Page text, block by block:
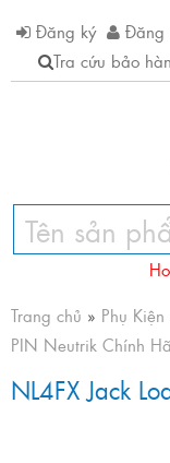
Đăng ký
Đăng
Tra cứu bảo
Trang chủ » Phụ Kiện
PIN Neutrik Chính
NL4FX Jack